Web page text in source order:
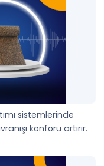
üstü akustik
sistemlerinde
konforu artırır.